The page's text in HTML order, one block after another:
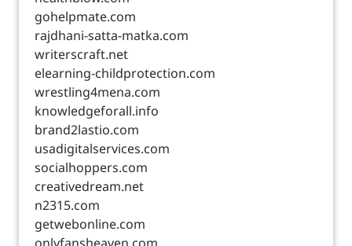
gohelpmate.com
rajdhani-satta-matka.com
writerscraft.net
elearning-childprotection.com
wrestling4mena.com
knowledgeforall.info
brand2lastio.com
usadigitalservices.com
socialhoppers.com
creativedream.net
n2315.com
getwebonline.com